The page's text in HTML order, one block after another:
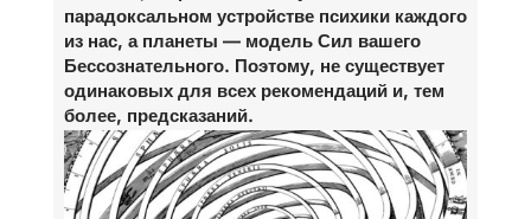
парадоксальном устройстве психики каждого
из нас, а планеты — модель Сил вашего
Бессознательного. Поэтому, не существует
одинаковых для всех рекомендаций и, тем
более, предсказаний.